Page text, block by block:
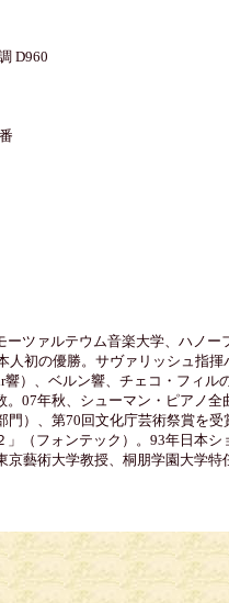
D960
ツァルテウム音楽大学、ハノー
初の優勝。サヴァリッシュ指
）、ベルン響、チェコ・フィル
07年秋、シューマン・ピアノ
）、第70回文化庁芸術祭賞を
（フォンテック）。93年日本
藝術大学教授、桐朋学園大学特